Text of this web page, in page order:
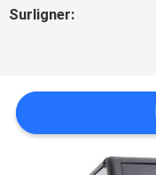
CAS
Surligner: